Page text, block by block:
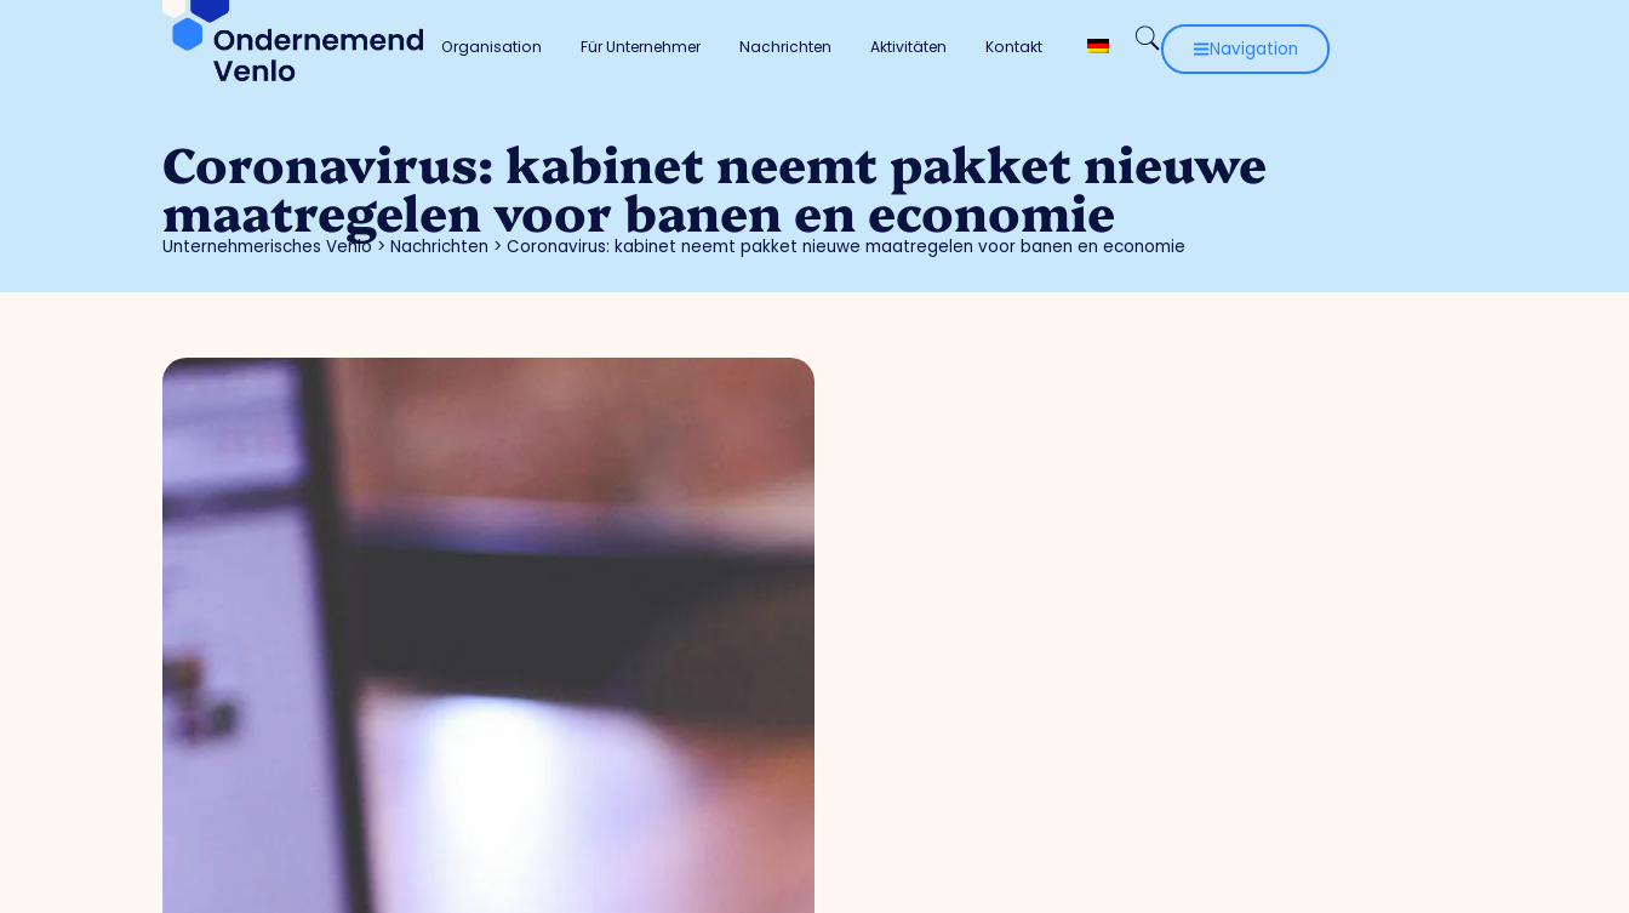
Organisation Für Unternehmer Nachrichten Aktivitäten Kontakt Navigation
Coronavirus: kabinet neemt pakket nieuwe
maatregelen voor banen en economie
Unternehmerisches Venlo>Nachrichten >Coronavirus: kabinet neemt pakket nieuwe maatregelen voor banen en economie